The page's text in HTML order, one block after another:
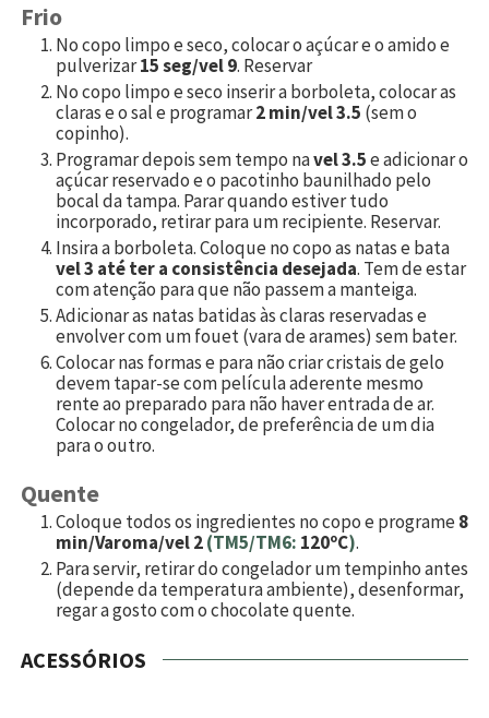
Frio
No copo limpo e seco, colocar o açúcar e o amido e
pulverizar15 seg/vel 9. Reservar
No copo limpo e seco inserir a borboleta, colocar as
claras e o sal e programar2 min/vel 3.5 (sem o
copinho).
Programar depois sem tempo navel 3.5e adicionar o
açúcar reservado e o pacotinho baunilhado pelo
bocal da tampa. Parar quando estiver tudo
incorporado, retirar para um recipiente. Reservar.
Insira a borboleta. Coloque no copo as natas e bata
vel 3 até ter a consistência desejada. Tem de estar
com atenção para que não passem a manteiga.
Adicionar as natas batidas às claras reservadas e
envolver com um fouet (vara de arames) sem bater.
Colocar nas formas e para não criar cristais de gelo
devem tapar-se com película aderente mesmo
rente ao preparado para não haver entrada de ar.
Colocar no congelador, de preferência de um dia
para o outro.
Quente
Coloque todos os ingredientes no copo e programe8
min/Varoma/vel 2(TM5/TM6: 120ºC).
Para servir, retirar do congelador um tempinho antes
(depende da temperatura ambiente), desenformar,
regar a gosto com o chocolate quente.
ACESSÓRIOS